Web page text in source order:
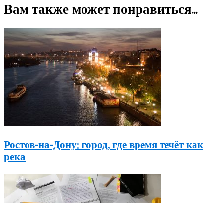
Вам также может понравиться...
Ростов-на-Дону: город, где время течёт как
река